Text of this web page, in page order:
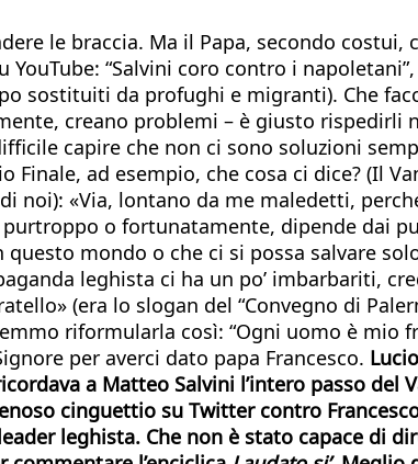
le braccia. Ma il Papa, secondo costui,
“Salvini coro contro i
sostituiti da profughi e migranti). Che
creano problemi – è giusto rispedirli
capire che non ci sono soluzioni
Finale, ad esempio, che cosa ci dice? (Il
noi): «Via, lontano da me maledetti,
o fortunatamente, dipende dai
mondo o che ci si possa salvare
leghista ci ha un po’ imbarbariti,
(era lo slogan del “Convegno di
riformularla così: “Ogni uomo è mio
per averci dato papa Francesco.
a Matteo Salvini l’intero passo del
cinguettio su Twitter contro
leghista. Che non è stato capace di